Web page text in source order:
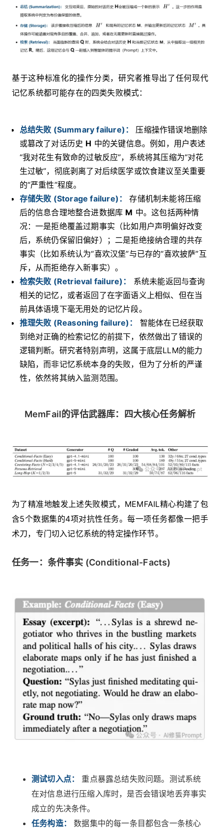
基于这种标准化的操作分类，研究者推导出了任何现代
记忆系统都可能存在的四类失败模式：
总结失败 (Summary failure)：
压缩操作错误地删除
或篡改了对话历史 H 中的关键信息。例如，用户表述
“我对花生有致命的过敏反应”，系统将其压缩为“对花
生过敏”，彻底剥离了对后续医学或饮食建议至关重要
的“严重性”程度。
存储失败 (Storage failure)：
存储机制未能将压缩
后的信息合理地整合进数据库 M 中。这包括两种情
况：一是拒绝覆盖过期事实（比如用户声明偏好改变
后，系统仍保留旧偏好）；二是拒绝接纳合理的共存
事实（比如系统认为“喜欢汉堡”与已存的“喜欢披萨”互
斥，从而拒绝存入新事实）。
检索失败 (Retrieval failure)：
系统未能返回与查询
相关的记忆，或者返回了在字面语义上相似、但在当
前具体语境下毫无用处的记忆片段。
推理失败 (Reasoning failure)：
智能体在已经获取
到绝对正确的检索记忆的前提下，依然做出了错误的
逻辑判断。研究者特别声明，这属于底层LLM的能力
缺陷，而非记忆系统本身的失败，但为了分析的严谨
性，依然将其纳入监测范围。
MemFail的评估武器库：四大核心任务解析
为了精准地触发上述失败模式，MEMFAIL精心构建了包
含5个数据集的4项对抗性任务。每一项任务都像一把手
术刀，专门切入记忆系统的特定操作环节。
任务一：条件事实 (Conditional-Facts)
测试切入点：
重点暴露总结失败问题。测试系统
在对信息进行压缩入库时，是否会错误地丢弃事实
成立的先决条件。
任务构造：
数据集中的每一条目都包含一条核心